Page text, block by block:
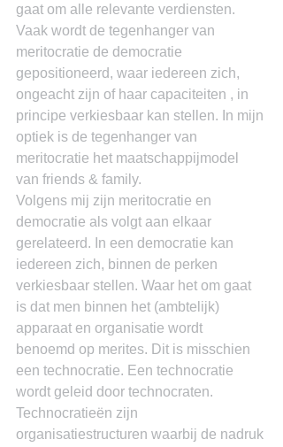
gaat om alle relevante verdiensten.
Vaak wordt de tegenhanger van
meritocratie de democratie
gepositioneerd, waar iedereen zich,
ongeacht zijn of haar capaciteiten , in
principe verkiesbaar kan stellen. In mijn
optiek is de tegenhanger van
meritocratie het maatschappijmodel
van friends & family.
Volgens mij zijn meritocratie en
democratie als volgt aan elkaar
gerelateerd. In een democratie kan
iedereen zich, binnen de perken
verkiesbaar stellen. Waar het om gaat
is dat men binnen het (ambtelijk)
apparaat en organisatie wordt
benoemd op merites. Dit is misschien
een technocratie. Een technocratie
wordt geleid door technocraten.
Technocratieën zijn
organisatiestructuren waarbij de nadruk